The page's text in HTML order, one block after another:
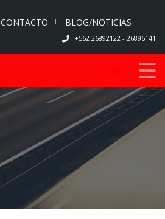
CONTACTO BLOG/NOTICIAS
+562 26892122 - 26896141